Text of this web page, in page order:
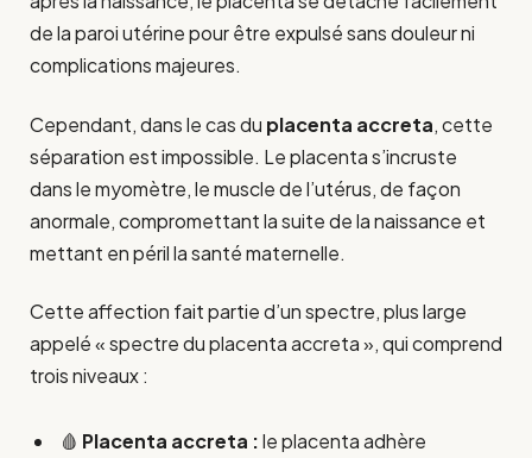
de la paroi utérine pour être expulsé sans douleur ni
complications majeures.
Cependant, dans le cas du placenta accreta, cette
séparation est impossible. Le placenta s’incruste
dans le myomètre, le muscle de l’utérus, de façon
anormale, compromettant la suite de la naissance et
mettant en péril la santé maternelle.
Cette affection fait partie d’un spectre, plus large
appelé « spectre du placenta accreta », qui comprend
trois niveaux :
🩸 Placenta accreta :le placenta adhère